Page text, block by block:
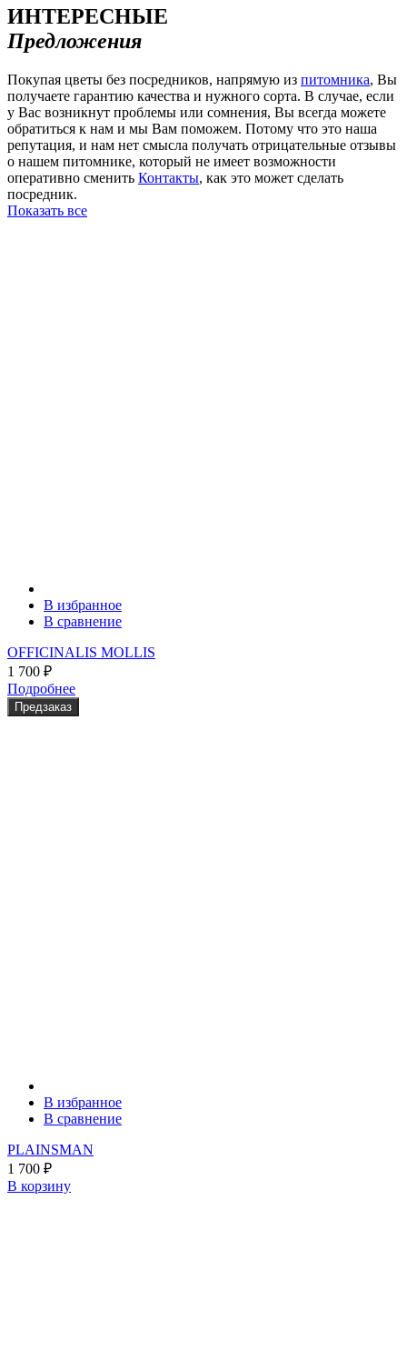
ИНТЕРЕСНЫЕ
Предложения
Покупая цветы без посредников, напрямую из питомника, Вы
получаете гарантию качества и нужного сорта. В случае, если
у Вас возникнут проблемы или сомнения, Вы всегда можете
обратиться к нам и мы Вам поможем. Потому что это наша
репутация, и нам нет смысла получать отрицательные отзывы
о нашем питомнике, который не имеет возможности
оперативно сменить Контакты, как это может сделать
посредник.
Показать все
В избранное
В сравнение
OFFICINALIS MOLLIS
1 700 ₽
Подробнее
Предзаказ
В избранное
В сравнение
PLAINSMAN
1 700 ₽
В корзину